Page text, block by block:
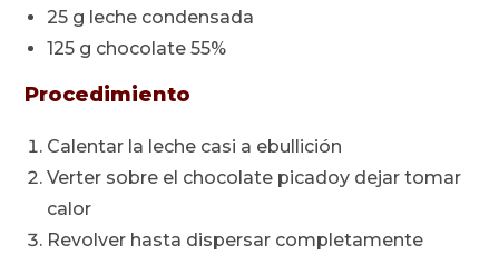
25 g leche condensada
125 g chocolate 55%
Procedimiento
Calentar la leche casi a ebullición
Verter sobre el chocolate picadoy dejar tomar
calor
Revolver hasta dispersar completamente